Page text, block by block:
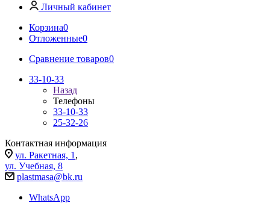
Личный кабинет
Корзина0
Отложенные0
Сравнение товаров0
33-10-33
Назад
Телефоны
33-10-33
25-32-26
Контактная информация
ул. Ракетная, 1 ,
ул. Учебная, 8
plastmasa@bk.ru
WhatsApp